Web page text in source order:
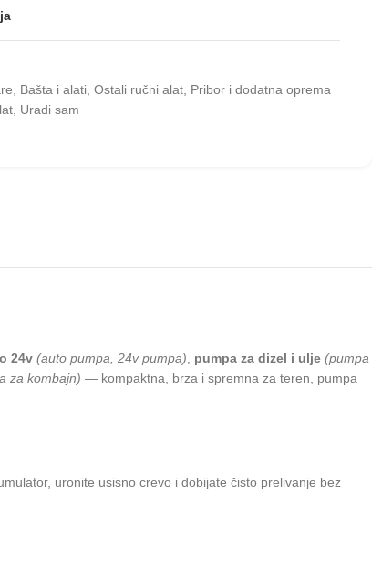
Bašta i alati Ostali ručni alat Pribor i dodatna oprema
Uradi sam
24v (auto pumpa, 24v pumpa), pumpa za dizel i ulje (pumpa
za kombajn) — kompaktna, brza i spremna za teren, pumpa
uronite usisno crevo i dobijate čisto prelivanje bez